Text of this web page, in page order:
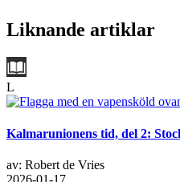
Liknande artiklar
L
Kalmarunionens tid, del 2:
av: Robert de Vries
2026-01-17